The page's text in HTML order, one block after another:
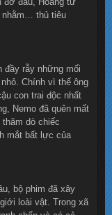
nhằm… thủ tiêu
đầy rẫy những mối
Chính vì thế ông
con trai độc nhất
Nemo đã quên mất
dò chiếc
mắt bất lực của
bộ phim đã xây
loài vật. Trong xã